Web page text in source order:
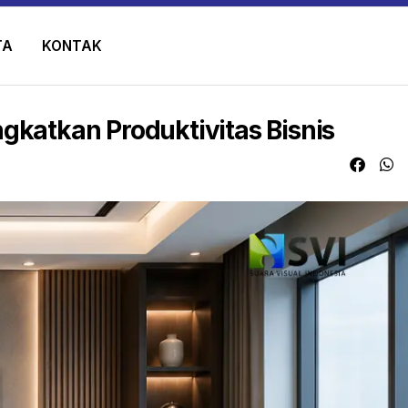
KONTAK
Produktivitas Bisnis